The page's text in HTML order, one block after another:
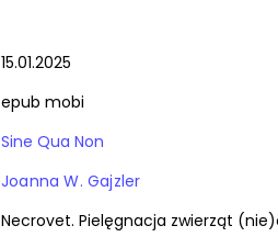
15.01.2025
epub mobi
Sine Qua Non
Joanna W. Gajzler
Necrovet. Pielęgnacja zwierząt